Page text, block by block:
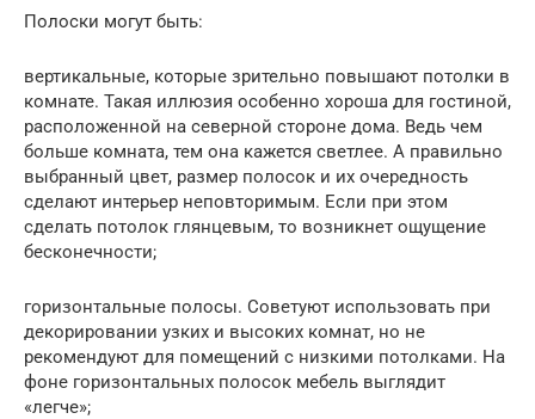
Полоски могут быть:
вертикальные, которые зрительно повышают потолки в
комнате. Такая иллюзия особенно хороша для гостиной,
расположенной на северной стороне дома. Ведь чем
больше комната, тем она кажется светлее. А правильно
выбранный цвет, размер полосок и их очередность
сделают интерьер неповторимым. Если при этом
сделать потолок глянцевым, то возникнет ощущение
бесконечности;
горизонтальные полосы. Советуют использовать при
декорировании узких и высоких комнат, но не
рекомендуют для помещений с низкими потолками. На
фоне горизонтальных полосок мебель выглядит
«легче»;